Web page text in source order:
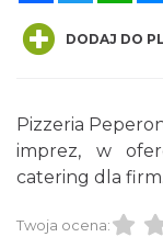
DODAJ DO
Pizzeria
imprez, w
catering dla
Twoja ocena: